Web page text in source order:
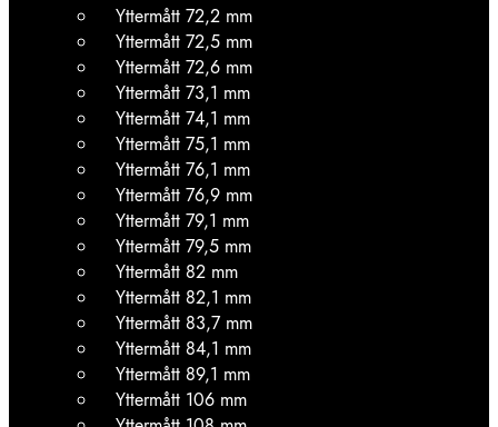
Yttermått 72,2 mm
Yttermått 72,5 mm
Yttermått 72,6 mm
Yttermått 73,1 mm
Yttermått 74,1 mm
Yttermått 75,1 mm
Yttermått 76,1 mm
Yttermått 76,9 mm
Yttermått 79,1 mm
Yttermått 79,5 mm
Yttermått 82 mm
Yttermått 82,1 mm
Yttermått 83,7 mm
Yttermått 84,1 mm
Yttermått 89,1 mm
Yttermått 106 mm